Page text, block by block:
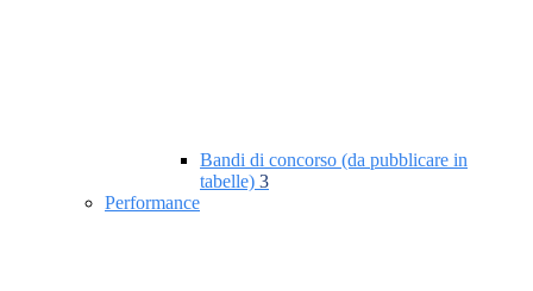
Bandi di concorso (da pubblicare in
tabelle) 3
Performance